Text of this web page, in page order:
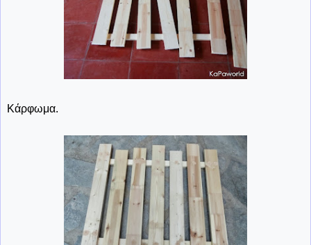
Κάρφωμα.